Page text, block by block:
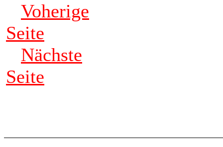
Voherige
Seite
Nächste
Seite